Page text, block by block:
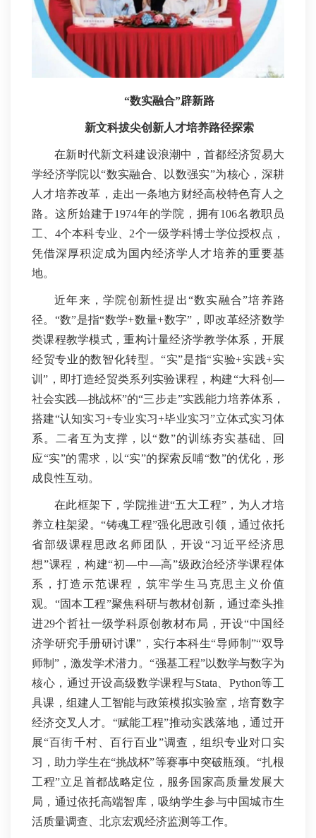
“数实融合”辟新路
新文科拔尖创新人才培养路径探索
在新时代新文科建设浪潮中，首都经济贸易大
学经济学院以“数实融合、以数强实”为核心，深耕
人才培养改革，走出一条地方财经高校特色育人之
路。这所始建于1974年的学院，拥有106名教职员
工、4个本科专业、2个一级学科博士学位授权点，
凭借深厚积淀成为国内经济学人才培养的重要基
地。
近年来，学院创新性提出“数实融合”培养路
径。“数”是指“数学+数量+数字”，即改革经济数学
类课程教学模式，重构计量经济学教学体系，开展
经贸专业的数智化转型。“实”是指“实验+实践+实
训”，即打造经贸类系列实验课程，构建“大科创—
社会实践—挑战杯”的“三步走”实践能力培养体系，
搭建“认知实习+专业实习+毕业实习”立体式实习体
系。二者互为支撑，以“数”的训练夯实基础、回
应“实”的需求，以“实”的探索反哺“数”的优化，形
成良性互动。
在此框架下，学院推进“五大工程”，为人才培
养立柱架梁。“铸魂工程”强化思政引领，通过依托
省部级课程思政名师团队，开设“习近平经济思
想”课程，构建“初—中—高”级政治经济学课程体
系，打造示范课程，筑牢学生马克思主义价值
观。“固本工程”聚焦科研与教材创新，通过牵头推
进29个哲社一级学科原创教材布局，开设“中国经
济学研究手册研讨课”，实行本科生“导师制”“双导
师制”，激发学术潜力。“强基工程”以数学与数字为
核心，通过开设高级数学课程与Stata、Python等工
具课，组建人工智能与政策模拟实验室，培育数字
经济交叉人才。“赋能工程”推动实践落地，通过开
展“百街千村、百行百业”调查，组织专业对口实
习，助力学生在“挑战杯”等赛事中突破瓶颈。“扎根
工程”立足首都战略定位，服务国家高质量发展大
局，通过依托高端智库，吸纳学生参与中国城市生
活质量调查、北京宏观经济监测等工作。